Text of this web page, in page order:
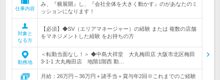
仕事内容
み、『横展開』し、『会社全体を大きく動かす』のがあなたのミ
ッションになります！
対象と
なる方
【必須】◆SV（エリアマネージャー）の経験 または 複数の店舗
をマネジメントした経験 をお持ちの方
勤務地
＜転勤当面なし！＞ ◆中島大祥堂 大丸梅田店 大阪市北区梅田
3-1-1 大丸梅田店 地階1階西 勤…
月給：26万円～36万円＋諸手当＋賞与年2回※これまでのご経験